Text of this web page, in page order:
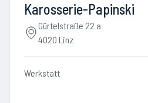
Karosserie-Papinski
Gürtelstraße 22 a
4020 Linz
Werkstatt